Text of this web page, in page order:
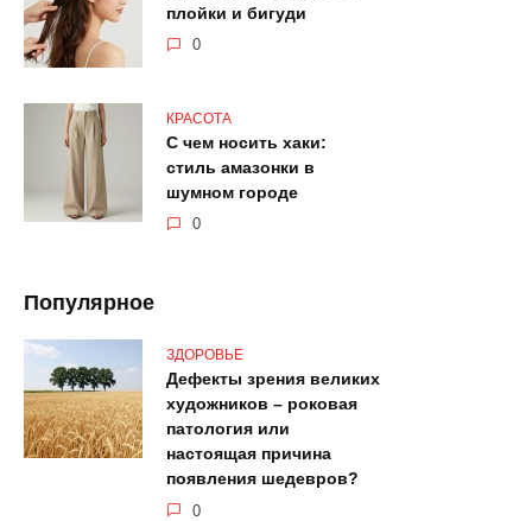
плойки и бигуди
0
КРАСОТА
С чем носить хаки:
стиль амазонки в
шумном городе
0
Популярное
ЗДОРОВЬЕ
Дефекты зрения великих
художников – роковая
патология или
настоящая причина
появления шедевров?
0